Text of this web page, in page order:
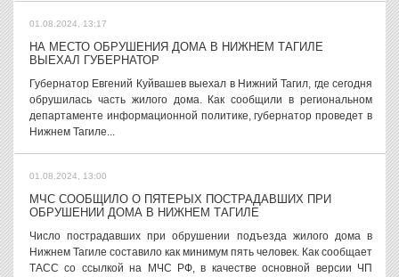
01.08.2024, 13:17
НА МЕСТО ОБРУШЕНИЯ ДОМА В НИЖНЕМ ТАГИЛЕ
ВЫЕХАЛ ГУБЕРНАТОР
Губернатор Евгений Куйвашев выехал в Нижний Тагил, где сегодня
обрушилась часть жилого дома. Как сообщили в региональном
департаменте информационной политике, губернатор проведет в
Нижнем Тагиле...
01.08.2024, 13:00
МЧС СООБЩИЛО О ПЯТЕРЫХ ПОСТРАДАВШИХ ПРИ
ОБРУШЕНИИ ДОМА В НИЖНЕМ ТАГИЛЕ
Число пострадавших при обрушении подъезда жилого дома в
Нижнем Тагиле составило как минимум пять человек. Как сообщает
ТАСС со ссылкой на МЧС РФ, в качестве основной версии ЧП